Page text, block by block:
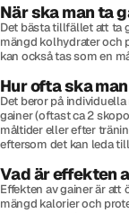
När ska man ta
Det bästa tillfället att ta
mängd kolhydrater och
kan också tas som en
Hur ofta ska
Det beror på
gainer (oftast ca 2
måltider eller efter
eftersom det kan leda
Vad är effekten
Effekten av gainer är
mängd kalorier och